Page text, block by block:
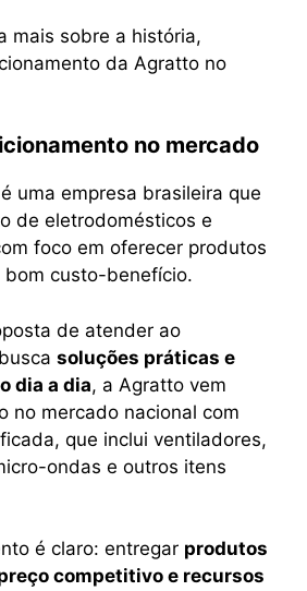
mais sobre a história,
da Agratto no
no mercado
uma empresa brasileira que
de eletrodomésticos e
foco em oferecer produtos
bom custo-benefício.
de atender ao
soluções práticas e
dia a dia, a Agratto vem
no mercado nacional com
que inclui ventiladores,
ondas e outros itens
é claro: entregar produtos
competitivo e recursos